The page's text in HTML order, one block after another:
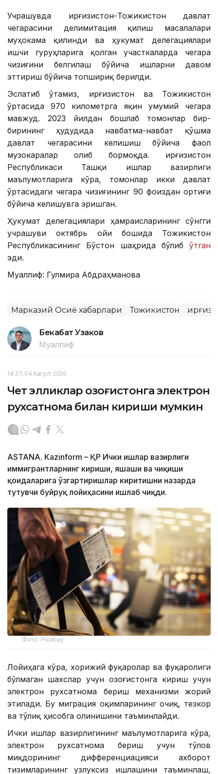
Учрашувда Қирғизистон-Тожикистон давлат
чегарасини делимитация қилиш масалалари
муҳокама қилинди ва ҳукумат делегациялари
ишчи гуруҳларига қолган участкаларда чегара
чизиғини белгилаш бўйича ишларни давом
эттириш бўйича топшириқ берилди.
Эслатиб ўтамиз, Қирғизистон ва Тожикистон
ўртасида 970 километрга яқин умумий чегара
мавжуд. 2023 йилдан бошлаб томонлар бир-
бирининг ҳудудида навбатма-навбат қўшма
давлат чегарасини келишиш бўйича фаол
музокаралар олиб бормоқда. Қирғизистон
Республикаси Ташқи ишлар вазирлиги
маълумотларига кўра, томонлар икки давлат
ўртасидаги чегара чизиғининг 90 фоиздан ортиғи
бўйича келишувга эришган.
Ҳукумат делегациялари ҳамраисларининг сўнгги
учрашуви октябрь ойи бошида Тожикистон
Республикасининг Бўстон шаҳрида бўлиб ўтган
эди.
Муаллиф: Гулмира Абдраҳманова
Марказий Осиё хабарлари Тожикистон
Бекабат Узаков
Муаллиф
14:37, 04 Август 2026
Чет элликлар Қозоғистонга электрон
рухсатнома билан кириши мумкин
ASTANА. Кazinform – ҚР Ички ишлар вазирлиги
иммигрантларнинг кириши, яшаши ва чиқиши
қоидаларига ўзгартиришлар киритишни назарда
тутувчи буйруқ лойиҳасини ишлаб чиқди.
Фото: Pixabay
Лойиҳага кўра, хорижий фуқаролар ва фуқаролиги
бўлмаган шахслар учун Қозоғистонга кириш учун
электрон рухсатнома бериш механизми жорий
этилади. Бу миграция оқимларининг очиқ, тезкор
ва тўлиқ ҳисобга олинишини таъминлайди.
Ички ишлар вазирлигининг маълумотларига кўра,
электрон рухсатнома бериш учун тўлов
миқдорининг дифференциацияси ахборот
тизимларининг узлуксиз ишлашини таъминлаш,